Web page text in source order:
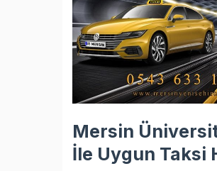
Mersin
İle Uygun Taksi